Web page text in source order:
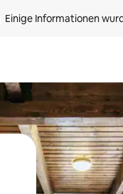
Einige Informationen